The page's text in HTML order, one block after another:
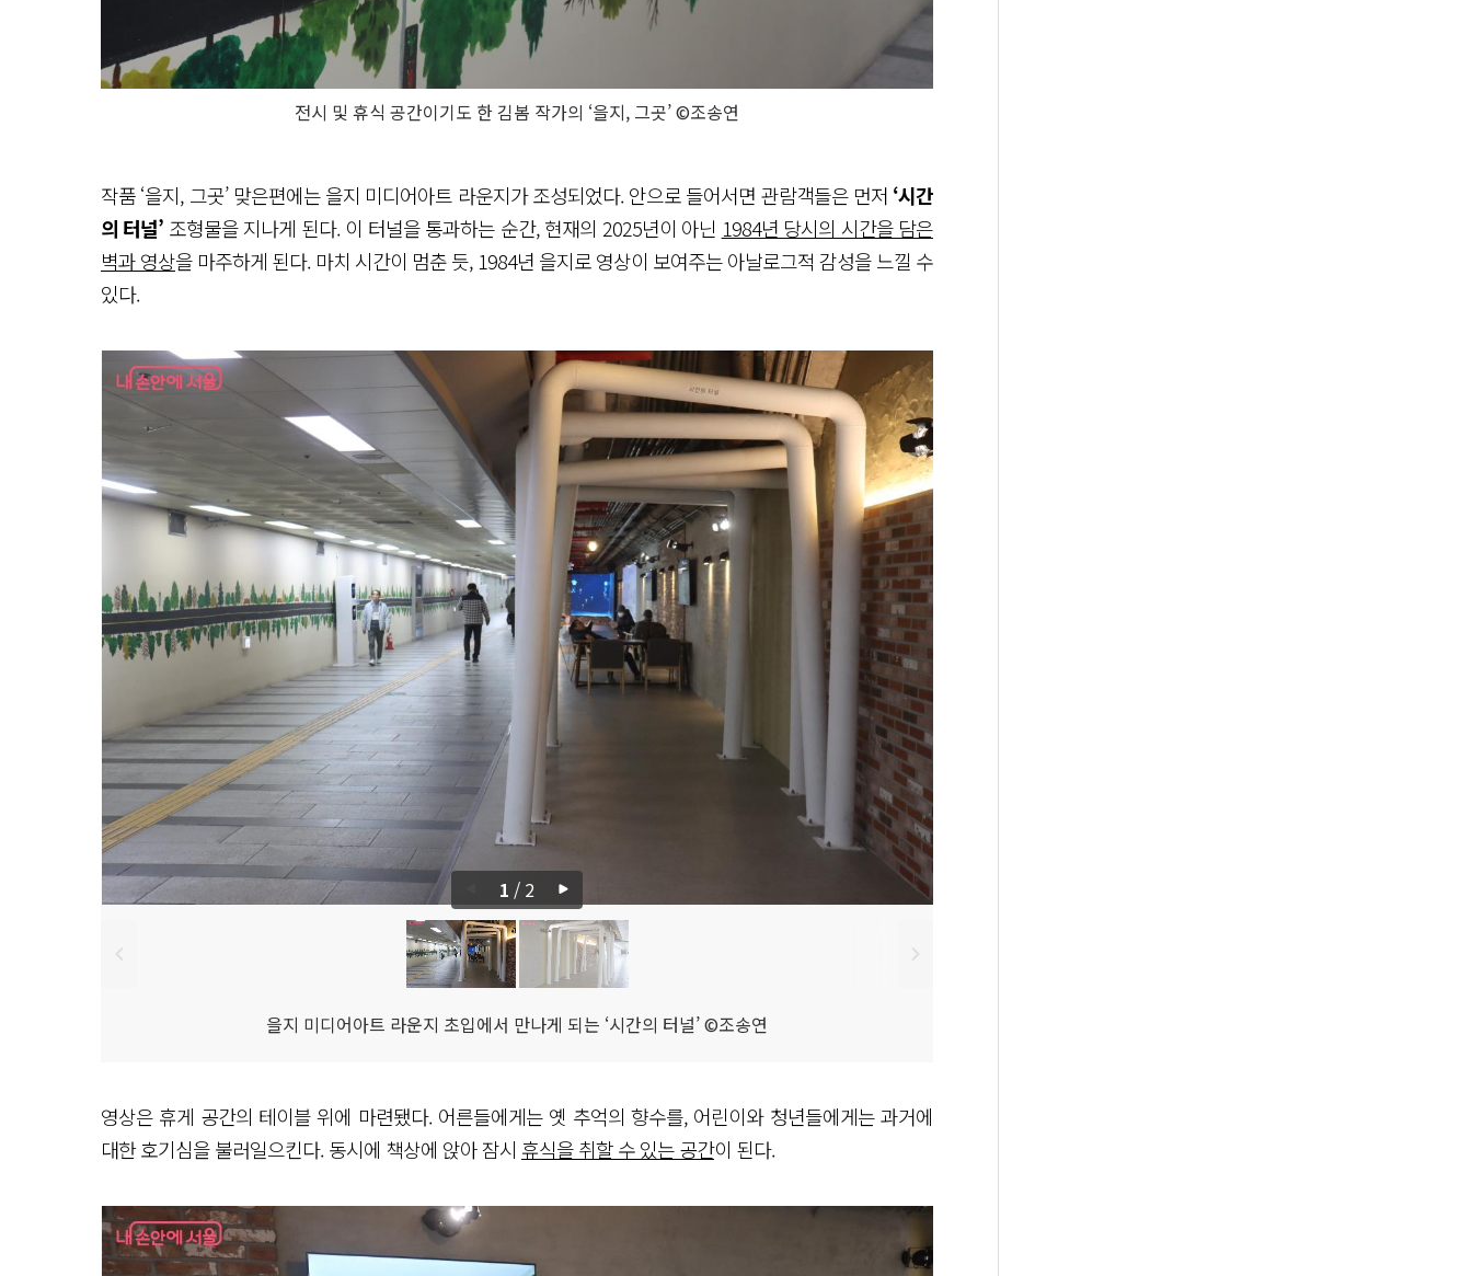
전시 및 휴식 공간이기도 한 김봄 작가의 ‘을지, 그곳’ ©조송연
작품 ‘을지, 그곳’ 맞은편에는 을지 미디어아트 라운지가 조성되었다. 안으로 들어서면 관람객들은 먼저 ‘시간
의 터널’ 조형물을 지나게 된다. 이 터널을 통과하는 순간, 현재의 2025년이 아닌 1984년 당시의 시간을 담은
벽과 영상을 마주하게 된다. 마치 시간이 멈춘 듯, 1984년 을지로 영상이 보여주는 아날로그적 감성을 느낄 수
있다.
을지 미디어아트 라운지 초입에서 만나게 되는 ‘시간의 터널’ ©조송연
1 / 2
영상은 휴게 공간의 테이블 위에 마련됐다. 어른들에게는 옛 추억의 향수를, 어린이와 청년들에게는 과거에
대한 호기심을 불러일으킨다. 동시에 책상에 앉아 잠시 휴식을 취할 수 있는 공간이 된다.